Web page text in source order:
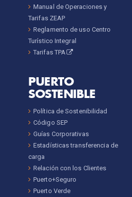
Manual de Operaciones y
Tarifas ZEAP
Reglamento de uso Centro
Turístico Integral
Tarifas TPA
PUERTO
SOSTENIBLE
Política de Sostenibilidad
Código SEP
Guías Corporativas
Estadísticas transferencia de
carga
Relación con los Clientes
Puerto+Seguro
Puerto Verde